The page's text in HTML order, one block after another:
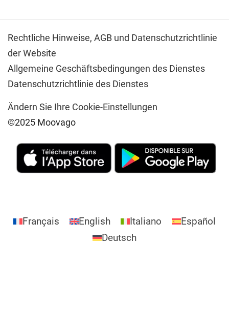
Rechtliche Hinweise, AGB und Datenschutzrichtlinie
der Website
Allgemeine Geschäftsbedingungen des Dienstes
Datenschutzrichtlinie des Dienstes
Ändern Sie Ihre Cookie-Einstellungen
©2025 Moovago
Français English Italiano
Español
Deutsch